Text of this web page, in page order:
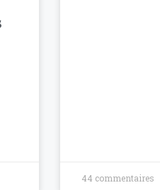
44 commentaires